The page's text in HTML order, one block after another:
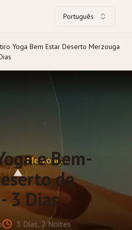
Português
Yoga Bem Estar Deserto Merzouga
e Bem-
de
3 Dias
3 Dias, 2 Noites